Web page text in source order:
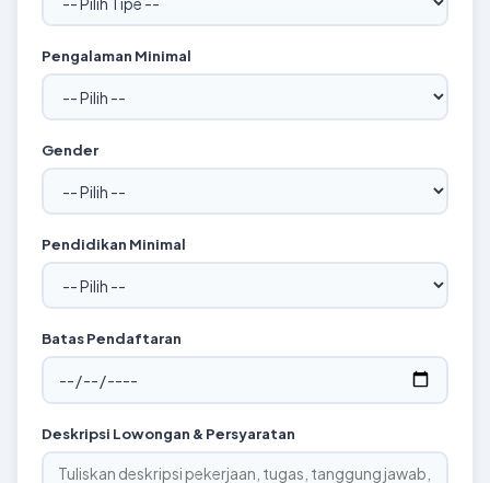
Pengalaman Minimal
Gender
Pendidikan Minimal
Batas Pendaftaran
Deskripsi Lowongan & Persyaratan